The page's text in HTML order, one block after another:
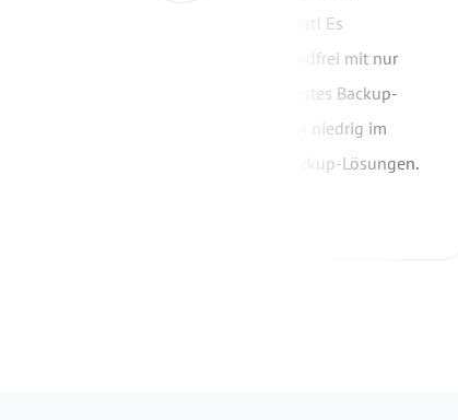
vollständig wiederhergestellt hat! Es
funktioniert einfach und einwandfrei mit nur
ein paar Klicks. Wunderbares bestes Backup-
Programm und der Preis ist auch niedrig im
Vergleich zu anderen Server-Backup-Lösungen.